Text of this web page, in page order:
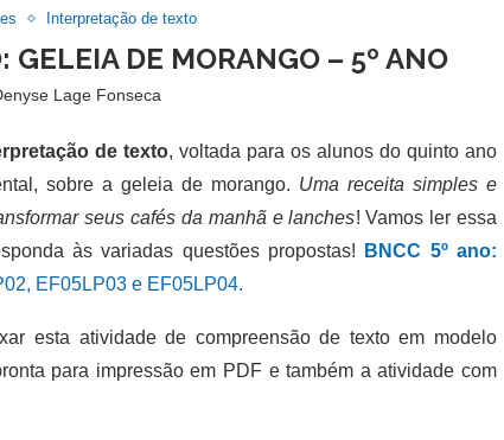
Interpretação de texto
GELEIA DE MORANGO – 5º ANO
Lage Fonseca
de texto, voltada para os alunos do quinto ano
sobre a geleia de morango. Uma receita simples e
seus cafés da manhã e lanches! Vamos ler essa
às variadas questões propostas!
BNCC 5º ano:
EF05LP03 e EF05LP04.
atividade de compreensão de texto em modelo
para impressão em PDF e também a atividade com